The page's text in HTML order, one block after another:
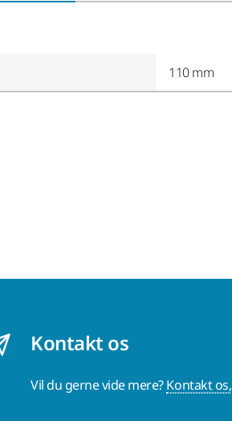
110 mm
Kontakt os
Vil du gerne vide mere?Kontakt os,